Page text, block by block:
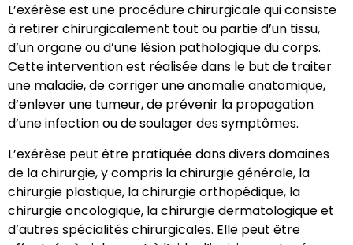
L’exérèse est une procédure chirurgicale qui consiste
à retirer chirurgicalement tout ou partie d’un tissu,
d’un organe ou d’une lésion pathologique du corps.
Cette intervention est réalisée dans le but de traiter
une maladie, de corriger une anomalie anatomique,
d’enlever une tumeur, de prévenir la propagation
d’une infection ou de soulager des symptômes.
L’exérèse peut être pratiquée dans divers domaines
de la chirurgie, y compris la chirurgie générale, la
chirurgie plastique, la chirurgie orthopédique, la
chirurgie oncologique, la chirurgie dermatologique et
d’autres spécialités chirurgicales. Elle peut être